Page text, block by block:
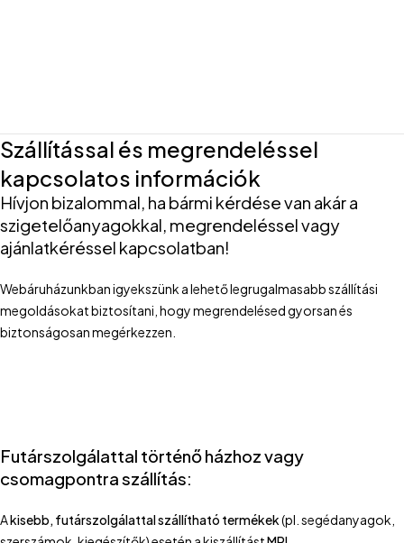
Szállítással és megrendeléssel
kapcsolatos információk
Hívjon bizalommal, ha bármi kérdése van akár a
szigetelőanyagokkal, megrendeléssel vagy
ajánlatkéréssel kapcsolatban!
Webáruházunkban igyekszünk a lehető legrugalmasabb szállítási
megoldásokat biztosítani, hogy megrendelésed gyorsan és
biztonságosan megérkezzen.
Futárszolgálattal történő házhoz vagy
csomagpontra szállítás:
Akisebb, futárszolgálattal szállítható termékek(pl. segédanyagok,